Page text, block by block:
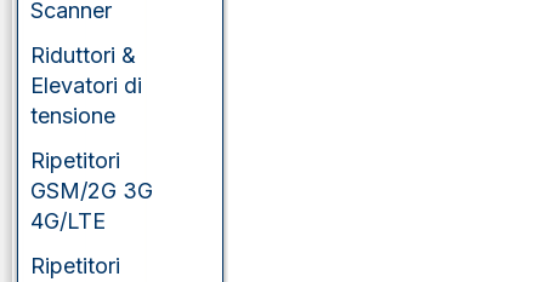
Scanner
Riduttori &
Elevatori di
tensione
Ripetitori
GSM/2G 3G
4G/LTE
Ripetitori